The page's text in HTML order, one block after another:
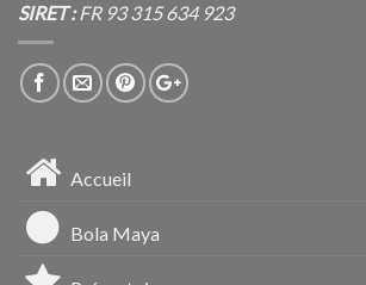
SIRET :FR 93 315 634 923
Accueil
Bola Maya